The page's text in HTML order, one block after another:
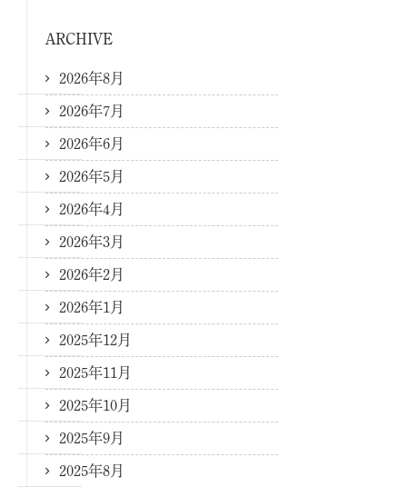
ARCHIVE
2026年8月
2026年7月
2026年6月
2026年5月
2026年4月
2026年3月
2026年2月
2026年1月
2025年12月
2025年11月
2025年10月
2025年9月
2025年8月